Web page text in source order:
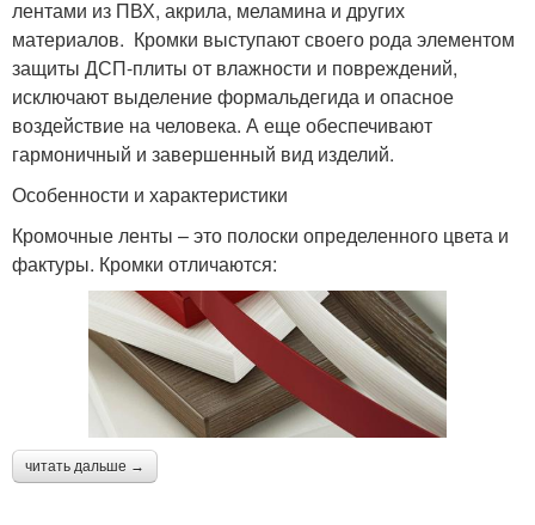
лентами из ПВХ, акрила, меламина и других
материалов. Кромки выступают своего рода элементом
защиты ДСП-плиты от влажности и повреждений,
исключают выделение формальдегида и опасное
воздействие на человека. А еще обеспечивают
гармоничный и завершенный вид изделий.
Особенности и характеристики
Кромочные ленты – это полоски определенного цвета и
фактуры. Кромки отличаются:
читать дальше →